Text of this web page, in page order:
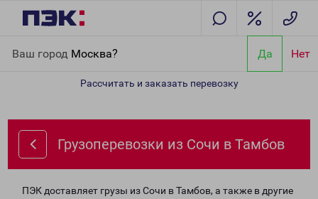
Ваш город Москва? Да Нет
Рассчитать и заказать перевозку
Грузоперевозки из Сочи в Тамбов
ПЭК доставляет грузы из Сочи в Тамбов, а также в другие